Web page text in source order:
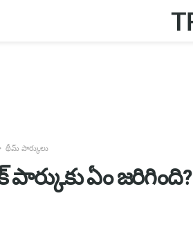
థీమ్ పార్కులు
పార్కుకు ఏం జరిగింది?